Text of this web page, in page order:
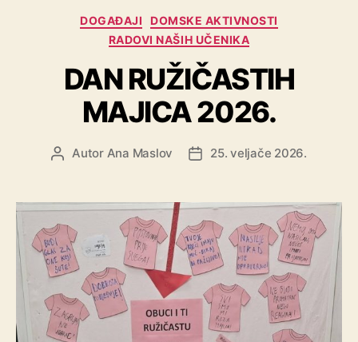
DOGAĐAJI
DOMSKE AKTIVNOSTI
RADOVI NAŠIH UČENIKA
DAN RUŽIČASTIH
MAJICA 2026.
Autor Ana Maslov 25. veljače 2026.